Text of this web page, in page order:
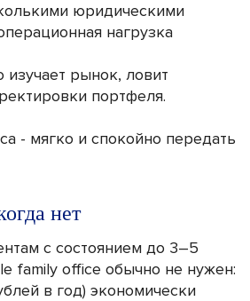
юридическими
нагрузка
изучает рынок, ловит
портфеля.
- мягко и спокойно передать
нет
с состоянием до 3–5
family office обычно не нужен:
в год) экономически